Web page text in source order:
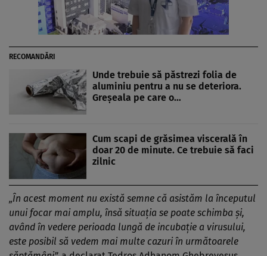
RECOMANDĂRI
Unde trebuie să păstrezi folia de
aluminiu pentru a nu se deteriora.
Greșeala pe care o…
Cum scapi de grăsimea viscerală în
doar 20 de minute. Ce trebuie să faci
zilnic
„În acest moment nu există semne că asistăm la începutul
unui focar mai amplu, însă situația se poate schimba și,
având în vedere perioada lungă de incubație a virusului,
este posibil să vedem mai multe cazuri în următoarele